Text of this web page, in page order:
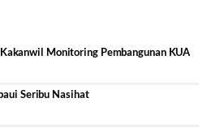
Monitoring Pembangunan KUA
Seribu Nasihat